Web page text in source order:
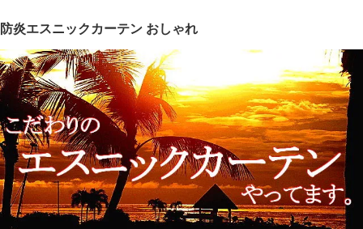
防炎エスニックカーテン おしゃれ